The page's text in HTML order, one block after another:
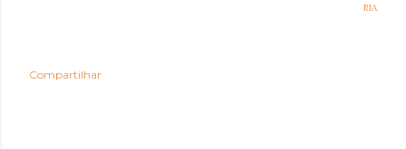
RIA
Compartilhar